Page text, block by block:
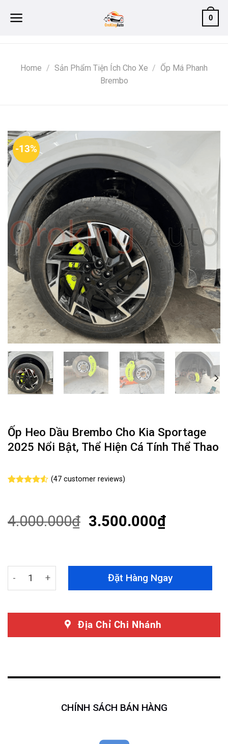
0
Home / Sản Phẩm Tiện Ích Cho Xe / Ốp Má Phanh
Brembo
-13%
Ốp Heo Dầu Brembo Cho Kia Sportage
2025 Nổi Bật, Thể Hiện Cá Tính Thể Thao
customer
ratings
(47customer reviews)
4.000.000₫ 3.500.000₫
Ốp Heo Dầu Brembo Cho Kia Sportage 2025 Nổi Bật,
Đặt Hàng Ngay
Địa Chỉ Chi Nhánh
CHÍNH SÁCH BÁN HÀNG